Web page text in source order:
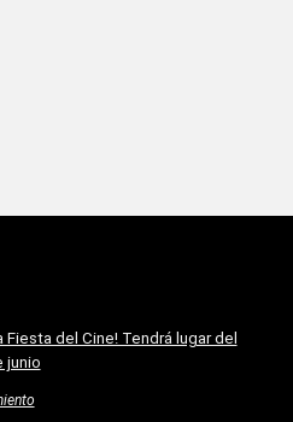
Fiesta del Cine! Tendrá lugar del
junio